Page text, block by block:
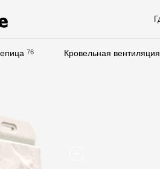
76 Кровельная вентиляция
монтажу
листы